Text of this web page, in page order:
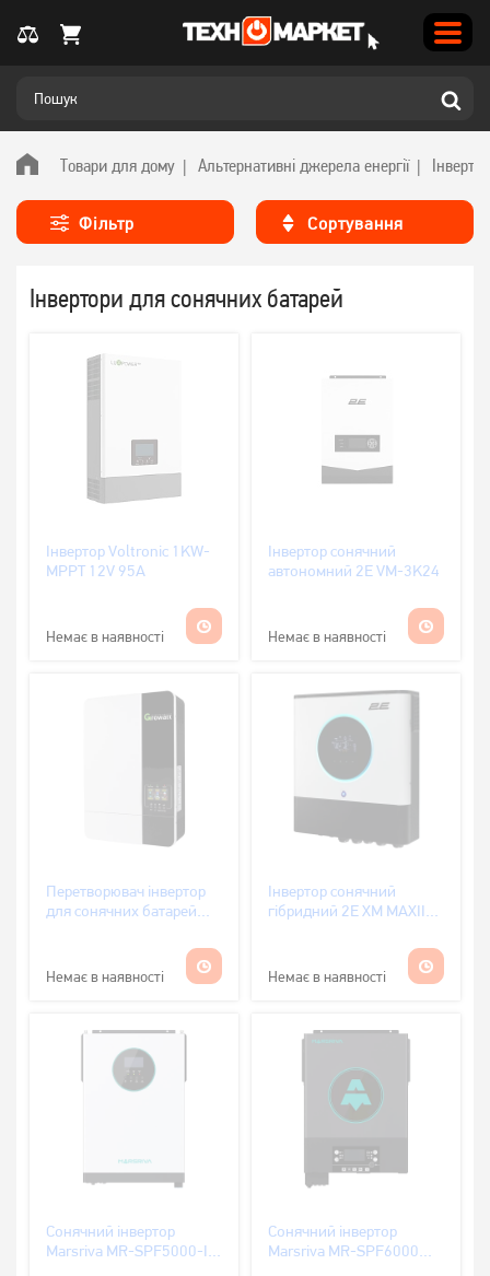
Товари для дому Альтернативні джерела енергії
Фільтр
Інвертори для сонячних батарей
Сортування
Інвертор Voltronic 1KW-
MPPT 12V 95A
Немає в наявності
Інвертор сонячний
автономний 2E VM-3K24
Немає в наявності
Перетворювач інвертор
для сонячних батарей
Немає в наявності
Інвертор сонячний
гібридний 2E XM MAXII
Немає в наявності
Сонячний інвертор
Marsriva MR-SPF5000-II
Сонячний інвертор
Marsriva MR-SPF6000